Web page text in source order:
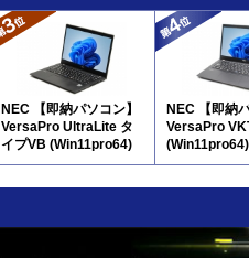
NEC 【即納パソコン】
VersaPro UltraLite タ
イプVB (Win11pro64)
(SSD新品) 5N8
NEC 【即納
VersaPro